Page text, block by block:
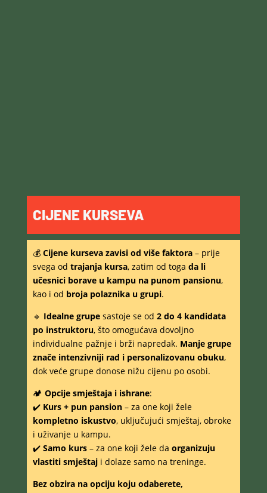
CIJENE KURSEVA
💰 Cijene kurseva zavisi od više faktora– prije
svega od trajanja kursa, zatim od toga da li
učesnici borave u kampu na punom pansionu,
kao i od broja polaznika u grupi.
🔹 Idealne grupesastoje se od 2 do 4 kandidata
po instruktoru, što omogućava dovoljno
individualne pažnje i brži napredak. Manje grupe
znače intenzivniji rad i personalizovanu obuku,
dok veće grupe donose nižu cijenu po osobi.
🏕 Opcije smještaja i ishrane:
✔️ Kurs + pun pansion– za one koji žele
kompletno iskustvo, uključujući smještaj, obroke
i uživanje u kampu.
✔️ Samo kurs– za one koji žele da organizuju
vlastiti smještaji dolaze samo na treninge.
Bez obzira na opciju koju odaberete,